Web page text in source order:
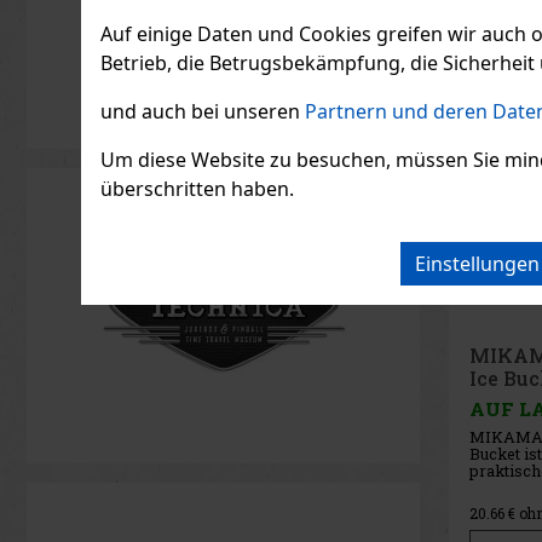
Auf einige Daten und Cookies greifen wir
Betrieb, die Betrugsbekämpfung, die Sicherheit
und auch bei unseren Partnern und deren
Um diese Website zu besuchen, müssen Sie
überschritten haben.
Button
AUF
ist ein
Spaß,
Dieser
9.50€